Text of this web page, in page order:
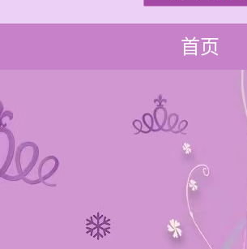
首页